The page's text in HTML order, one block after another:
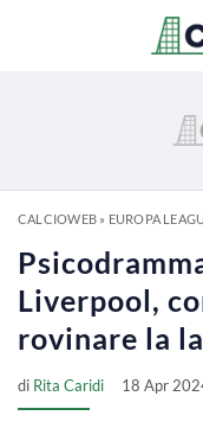
CALCIOWEB» EUROPA
Liverpool,
rovinare la
di Rita Caridi 18 Apr